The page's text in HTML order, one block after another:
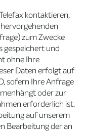
kontaktieren,
zum Zwecke
gespeichert und
ohne Ihre
Daten erfolgt auf
sofern Ihre Anfrage
oder zur
erforderlich ist.
auf unserem
Bearbeitung der an